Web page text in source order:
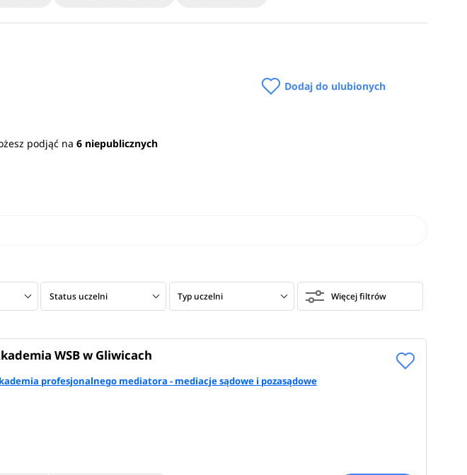
Dodaj do ulubionych
podjąć na6 niepublicznych
Status uczelni Typ uczelni Więcej filtrów
WSB w Gliwicach
profesjonalnego mediatora - mediacje sądowe i pozasądowe